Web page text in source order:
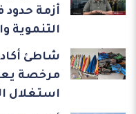
أزمة حدود
التنموية
شاطئ
مرخصة
استغلال